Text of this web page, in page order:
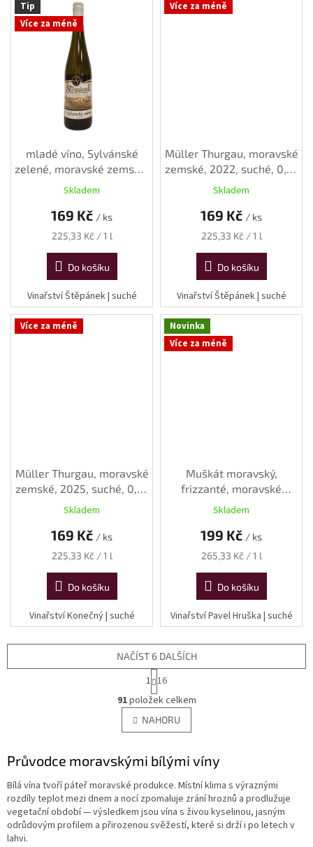
Tip
Více za méně
mladé víno, Sylvánské
zelené, moravské zemské,
2025, suché, 0,75 l
Skladem
169 Kč / ks
Měrná
225,33 Kč / 1 l
Do košíku
Vinařství Štěpánek | suché
Více za méně
Müller Thurgau, moravské
zemské, 2022, suché, 0,75
Skladem
169 Kč / ks
Měrná
225,33 Kč / 1 l
Do košíku
Vinařství Štěpánek | suché
Více za méně
Müller Thurgau, moravské
zemské, 2025, suché, 0,75
Skladem
169 Kč / ks
Měrná
225,33 Kč / 1 l
Do košíku
Vinařství Konečný | suché
Novinka
Více za méně
Muškát moravský,
frizzanté, moravské
zemské, 2023, suché, 0,75
Skladem
199 Kč / ks
Měrná
265,33 Kč / 1 l
Do košíku
Vinařství Pavel Hruška | suché
O
v
l
á
a
í
p
r
v
NAČÍST 6 DALŠÍCH
S
t
r
á
n
k
v
á
n
í
1 16
91položek celkem
NAHORU
Průvodce moravskými bílými víny
Bílá vína tvoří páteř moravské produkce. Místní klima s výraznými
rozdíly teplot mezi dnem a nocí zpomaluje zrání hroznů a prodlužuje
vegetační období — výsledkem jsou vína s živou kyselinou, jasným
odrůdovým profilem a přirozenou svěžestí, které si drží i po letech v
lahvi.